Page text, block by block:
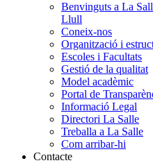
Benvinguts a La
Llull
Coneix-nos
Organització i
Escoles i Facultats
Gestió de la qualitat
Model acadèmic
Portal de
Informació Legal
Directori La Salle
Treballa a La Salle
Com arribar-hi
Contacte